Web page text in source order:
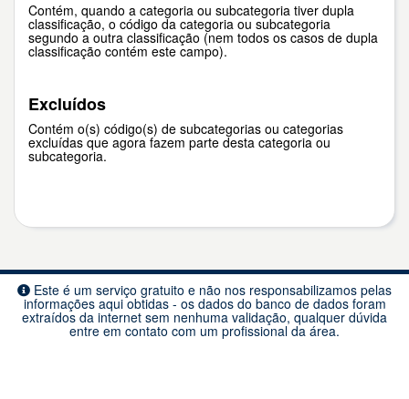
Contém, quando a categoria ou subcategoria tiver dupla
classificação, o código da categoria ou subcategoria
segundo a outra classificação (nem todos os casos de dupla
classificação contém este campo).
Excluídos
Contém o(s) código(s) de subcategorias ou categorias
excluídas que agora fazem parte desta categoria ou
subcategoria.
Este é um serviço gratuito e não nos responsabilizamos pelas
informações aqui obtidas - os dados do banco de dados foram
extraídos da internet sem nenhuma validação, qualquer dúvida
entre em contato com um profissional da área.